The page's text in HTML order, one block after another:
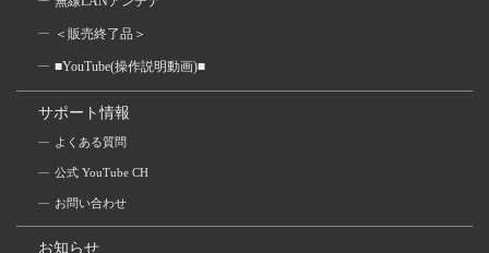
＜販売終了品＞
■YouTube(操作説明動画)■
サポート情報
よくある質問
公式 YouTube CH
お問い合わせ
お知らせ